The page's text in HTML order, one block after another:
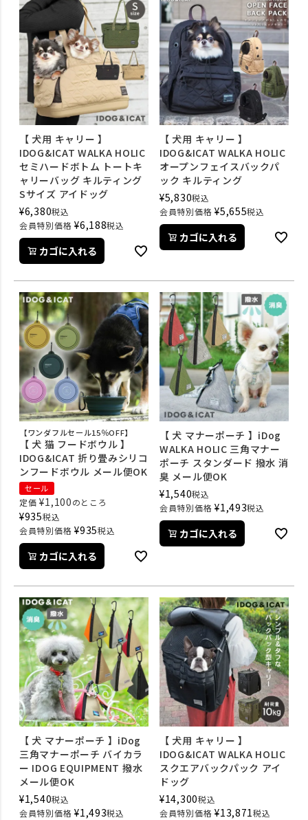
【 犬用 キャリー 】
IDOG&ICAT WALKA HOLIC
セミハードボトム トートキ
ャリーバッグ キルティング
Sサイズ アイドッグ
¥6,380税込
会員特別価格 ¥6,188税込
カゴに入れる
【 犬用 キャリー 】
IDOG&ICAT WALKA HOLIC
オープンフェイスバックパ
ック キルティング
¥5,830税込
会員特別価格 ¥5,655税込
カゴに入れる
【ワンダフルセール15％OFF】
【 犬 猫 フードボウル 】
IDOG&ICAT 折り畳みシリコ
ンフードボウル メール便OK
セール
定価 ¥1,100のところ
¥935税込
会員特別価格 ¥935税込
カゴに入れる
【 犬 マナーポーチ 】iDog
WALKA HOLIC 三角マナー
ポーチ スタンダード 撥水 消
臭 メール便OK
¥1,540税込
会員特別価格 ¥1,493税込
カゴに入れる
【 犬 マナーポーチ 】iDog
三角マナーポーチ バイカラ
ー IDOG EQUIPMENT 撥水
メール便OK
¥1,540税込
会員特別価格 ¥1,493税込
【 犬用 キャリー 】
IDOG&ICAT WALKA HOLIC
スクエアバックパック アイ
ドッグ
¥14,300税込
会員特別価格 ¥13,871税込